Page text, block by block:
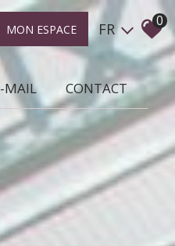
MON ESPACE FR 0
MAIL CONTACT